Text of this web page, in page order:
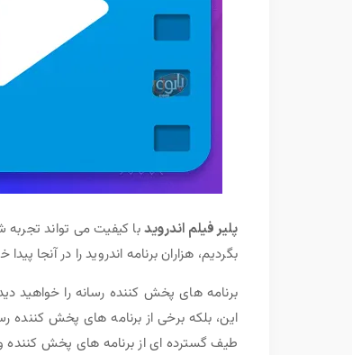
پلیر فیلم اندرویدبا کیفیت می تواند تجربه
بگردیم، هزاران برنامه اندروید را در آنجا
برنامه های پخش کننده رسانه را خواهید
طیف گسترده ای از برنامه های پخش کننده